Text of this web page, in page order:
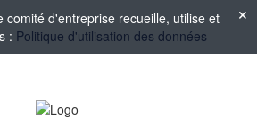
comité d'entreprise recueille, utilise et
: Politique d'utilisation des données